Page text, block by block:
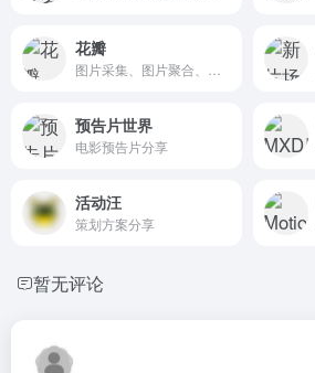
花瓣
预告片世界
电影预告片分享
活动汪
策划方案分享
暂无评论